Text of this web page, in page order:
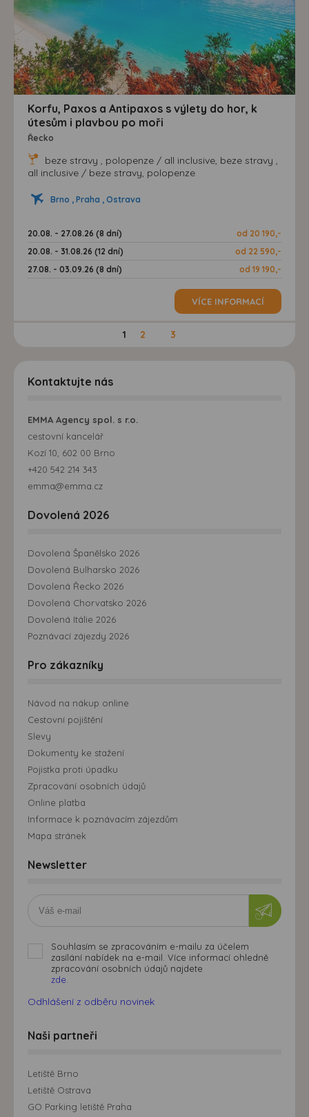
Korfu, Paxos a Antipaxos s výlety do hor, k
útesům i plavbou po moři
Řecko
beze stravy , polopenze / all inclusive, beze stravy ,
all inclusive / beze stravy, polopenze
Brno , Praha , Ostrava
20.08. - 27.08.26 (8 dní)
od 20 190,-
20.08. - 31.08.26 (12 dní)
od 22 590,-
27.08. - 03.09.26 (8 dní)
od 19 190,-
VÍCE INFORMACÍ
1 2 3
Kontaktujte nás
EMMA Agency spol. s r.o.
cestovní kancelář
Kozí 10, 602 00 Brno
+420 542 214 343
emma@emma.cz
Dovolená 2026
Dovolená Španělsko 2026
Dovolená Bulharsko 2026
Dovolená Řecko 2026
Dovolená Chorvatsko 2026
Dovolená Itálie 2026
Poznávací zájezdy 2026
Pro zákazníky
Návod na nákup online
Cestovní pojištění
Slevy
Dokumenty ke stažení
Pojistka proti úpadku
Zpracování osobních údajů
Online platba
Informace k poznávacím zájezdům
Mapa stránek
Newsletter
Souhlasím se zpracováním e-mailu za účelem
zasílání nabídek na e-mail. Více informací ohledně
zpracování osobních údajů najdete
zde.
Odhlášení z odběru novinek
Naši partneři
Letiště Brno
Letiště Ostrava
GO Parking letiště Praha